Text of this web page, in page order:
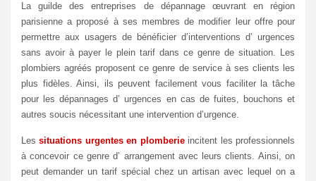
La guilde des entreprises de dépannage œuvrant en région
parisienne a proposé à ses membres de modifier leur offre pour
permettre aux usagers de bénéficier d’interventions d’ urgences
sans avoir à payer le plein tarif dans ce genre de situation. Les
plombiers agréés proposent ce genre de service à ses clients les
plus fidèles. Ainsi, ils peuvent facilement vous faciliter la tâche
pour les dépannages d’ urgences en cas de fuites, bouchons et
autres soucis nécessitant une intervention d’urgence.
Lessituations urgentes en plomberieincitent les professionnels
à concevoir ce genre d’ arrangement avec leurs clients. Ainsi, on
peut demander un tarif spécial chez un artisan avec lequel on a